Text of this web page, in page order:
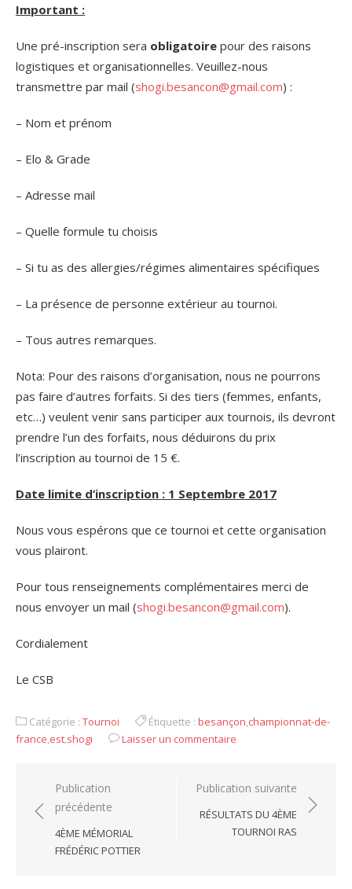
Important :
Une pré-inscription sera obligatoire pour des raisons
logistiques et organisationnelles. Veuillez-nous
transmettre par mail (shogi.besancon@gmail.com) :
– Nom et prénom
– Elo & Grade
– Adresse mail
– Quelle formule tu choisis
– Si tu as des allergies/régimes alimentaires spécifiques
– La présence de personne extérieur au tournoi.
– Tous autres remarques.
Nota: Pour des raisons d’organisation, nous ne pourrons
pas faire d’autres forfaits. Si des tiers (femmes, enfants,
etc…) veulent venir sans participer aux tournois, ils devront
prendre l’un des forfaits, nous déduirons du prix
l’inscription au tournoi de 15 €.
Date limite d’inscription : 1 Septembre 2017
Nous vous espérons que ce tournoi et cette organisation
vous plairont.
Pour tous renseignements complémentaires merci de
nous envoyer un mail (shogi.besancon@gmail.com).
Cordialement
Le CSB
Catégorie : Tournoi Étiquette : besançon,championnat-de-
france,est,shogi Laisser un commentaire
Navigation
de
l’article
Publication
précédente
4ÈME MÉMORIAL
FRÉDÉRIC POTTIER
Publication suivante
RÉSULTATS DU 4ÈME
TOURNOI RAS